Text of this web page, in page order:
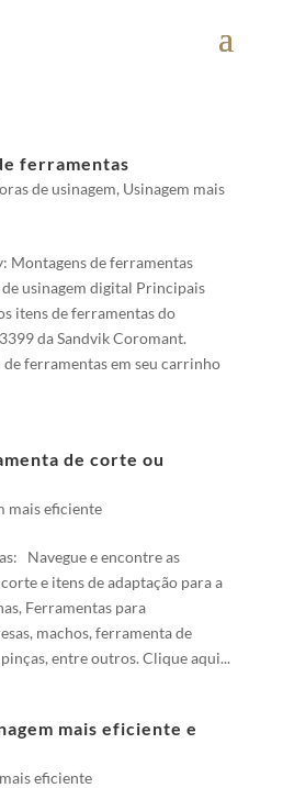
ferramentas
de usinagem, Usinagem mais
Montagens de ferramentas
usinagem digital Principais
itens de ferramentas do
da Sandvik Coromant.
ferramentas em seu carrinho
de corte ou
mais eficiente
Navegue e encontre as
e itens de adaptação para a
Ferramentas para
machos, ferramenta de
entre outros. Clique aqui...
mais eficiente e
eficiente